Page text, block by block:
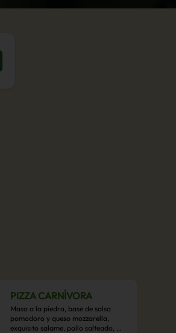
PIZZA CARNÍVORA
Masa a la piedra, base de salsa
pomodoro y queso mozzarella,
exquisito salame, pollo salteado,